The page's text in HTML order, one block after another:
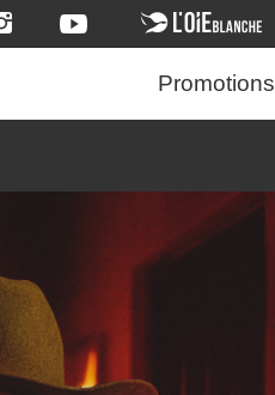
Promotions